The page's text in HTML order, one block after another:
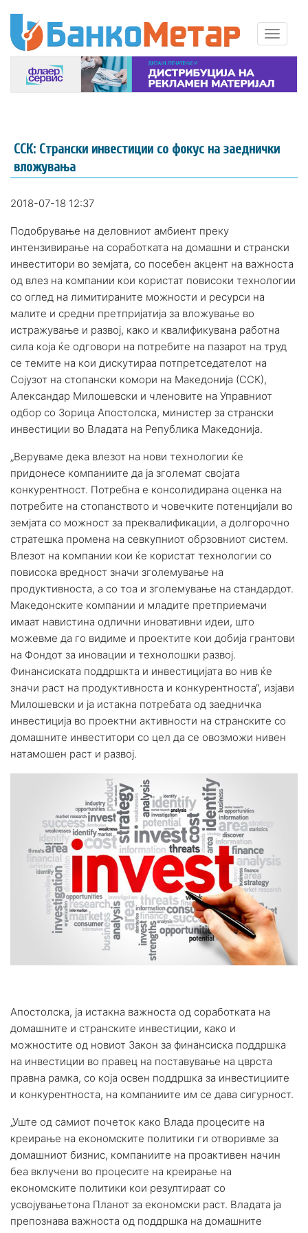
ССК: Странски инвестиции со фокус на заеднички
вложувања
2018-07-18 12:37
Подобрување на деловниот амбиент преку
интензивирање на соработката на домашни и странски
инвеститори во земјата, со посебен акцент на важноста
од влез на компании кои користат повисоки технологии
со оглед на лимитираните можности и ресурси на
малите и средни претпријатија за вложување во
истражување и развој, како и квалификувана работна
сила која ќе одговори на потребите на пазарот на труд
се темите на кои дискутираа потпретседателот на
Сојузот на стопански комори на Македонија (ССК),
Александар Милошевски и членовите на Управниот
одбор со Зорица Апостолска, министер за странски
инвестиции во Владата на Република Македонија.
„Веруваме дека влезот на нови технологии ќе
придонесе компаниите да ја зголемат својата
конкурентност. Потребна е консолидирана оценка на
потребите на стопанството и човечките потенцијали во
земјата со можност за преквалификации, а долгорочно
стратешка промена на севкупниот обрзовниот систем.
Влезот на компании кои ќе користат технологии со
повисока вредност значи зголемување на
продуктивноста, а со тоа и зголемување на стандардот.
Македонските компании и младите претприемачи
имаат навистина одлични иновативни идеи, што
можевме да го видиме и проектите кои добија грантови
на Фондот за иновации и технолошки развој.
Финансиската поддршкта и инвестицијата во нив ќе
значи раст на продуктивноста и конкурентноста“, изјави
Милошевски и ја истакна потребата од заедничка
инвестиција во проектни активности на странските со
домашните инвеститори со цел да се овозможи нивен
натамошен раст и развој.
Апостолска, ја истакна важноста од соработката на
домашните и странските инвестиции, како и
можностите од новиот Закон за финансиска поддршка
на инвестиции во правец на поставување на цврста
правна рамка, со која освен поддршка за инвестициите
и конкурентноста, на компаниите им се дава сигурност.
„Уште од самиот почеток како Влада процесите на
креирање на економските политики ги отворивме за
домашниот бизнис, компаниите на проактивен начин
беа вклучени во процесите на креирање на
економските политики кои резултираат со
усвојувањетона Планот за економски раст. Владата ја
препознава важноста од поддршка на домашните